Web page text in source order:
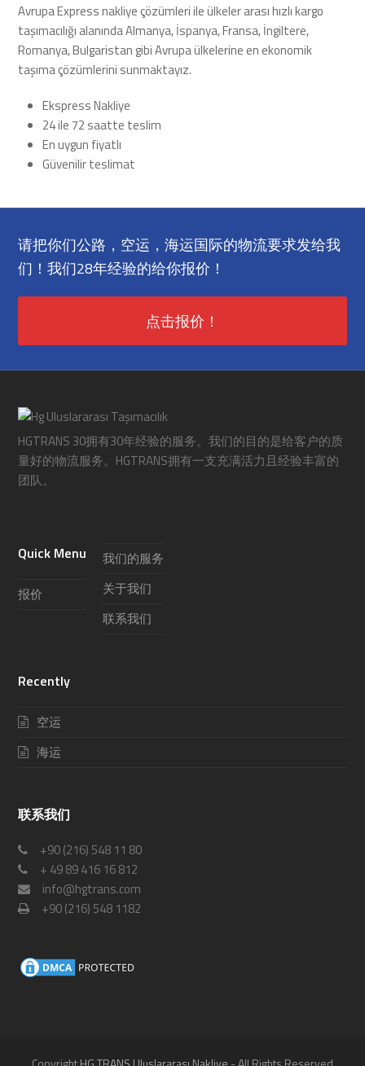
Avrupa Express nakliye çözümleri ile ülkeler arası hızlı kargo
taşımacılığı alanında Almanya, İspanya, Fransa, İngiltere,
Romanya, Bulgaristan gibi Avrupa ülkelerine en ekonomik
taşıma çözümlerini sunmaktayız.
Ekspress Nakliye
24 ile 72 saatte teslim
En uygun fiyatlı
Güvenilir teslimat
请把你们公路，空运，海运国际的物流要求发给我
们！我们28年经验的给你报价！
点击报价！
HGTRANS 30拥有30年经验的服务。我们的目的是给客户的质
量好的物流服务。HGTRANS拥有一支充满活力且经验丰富的
团队。
Quick Menu
报价
我们的服务
关于我们
联系我们
Recently
空运
海运
联系我们
+90 (216) 548 11 80
+ 49 89 416 16 812
info@hgtrans.com
+90 (216) 548 1182